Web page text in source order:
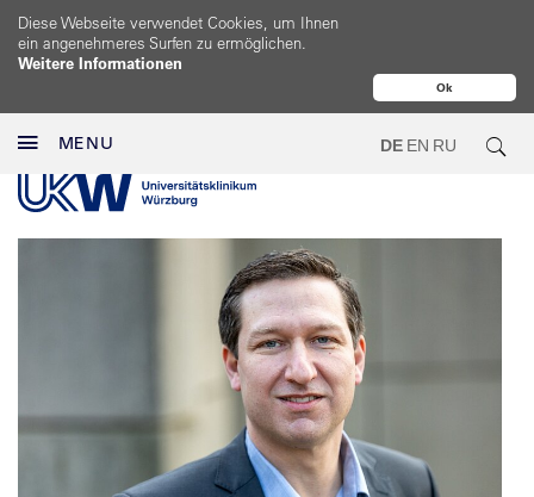
Ok
Diese Webseite verwendet Cookies, um Ihnen
ein angenehmeres Surfen zu ermöglichen.
Weitere Informationen
MENU DE EN RU